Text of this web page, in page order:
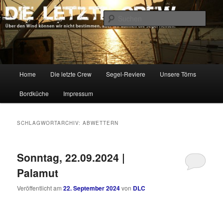
Zum
primären
Inhalt
springen
Zum
sekundären
Inhalt
springenDIE LETZTE CREW
Über den Wind können wir nicht bestimmen, aber wir können die Segel
richten.
Home Die letzte Crew Segel-Reviere Unsere Törns
Bordküche Impressum
SCHLAGWORTARCHIV:ABWETTERN
Sonntag, 22.09.2024 |
Palamut
Veröffentlicht am22. September 2024von DLC